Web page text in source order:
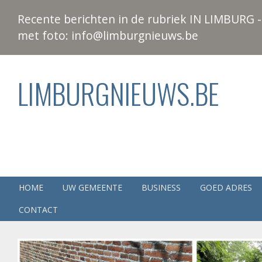
Recente berichten in de rubriek IN
met foto: info@limburgnieuws.be
LIMBURGNIEUWS.BE
HOME UW GEMEENTE BUSINESS
GOED ADRES
CONTACT